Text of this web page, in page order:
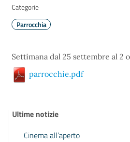
Categorie
Parrocchia
Settimana dal 25 settembre al 2
parrocchie.pdf
Ultime notizie
Cinema all’aperto